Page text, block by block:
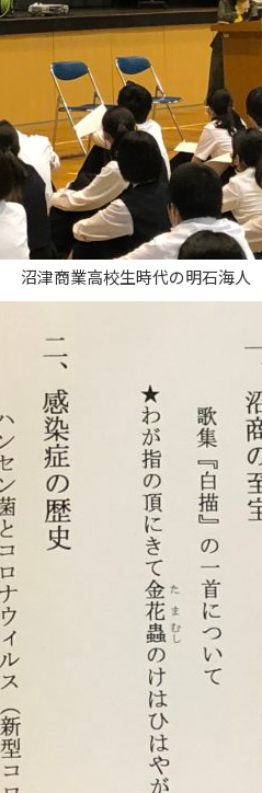
沼津商業高校生時代の明石海人